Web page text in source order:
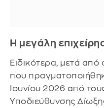
Η μεγάλη
Ειδικότερα, μετά από
που
Ιουνίου 2026 από
Υποδιεύθυνσης